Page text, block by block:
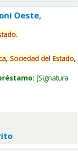
Oeste,
.
Sociedad del Estado,
Signatura